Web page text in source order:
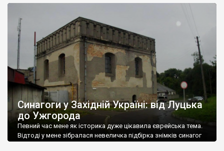
Синагоги у Західній Україні: від Луцька
до Ужгорода
Певний час мене як історика дуже цікавила єврейська тема.
Відтоді у мене зібралася невеличка підбірка знімків синагог